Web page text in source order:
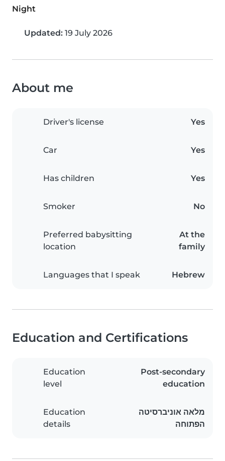
Night
Updated: 19 July 2026
About me
Driver's license Yes
Car Yes
Has children Yes
Smoker No
Preferred babysitting
location
At the
family
Languages that I speak Hebrew
Education and Certifications
Education
level
Post-secondary
education
Education
details
מלאה אוניברסיטה
הפתוחה